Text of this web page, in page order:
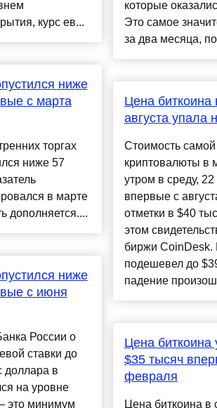
курс ев...
ниже
с марта
торгах
ниже 57
в марте
дополняется....
ниже
с июня
России о
ставки до
доллара в
на уровне
это минимум
которые
Это самое
за два месяца,
Цена биткоина
августа упала
Стоимость
криптовалюты в
утром в среду, 22
впервые с
отметки в $40
этом
биржи CoinDesk.
подешевел до
падение
Цена биткоина
$35 тысяч
февраля
Цена биткоина в